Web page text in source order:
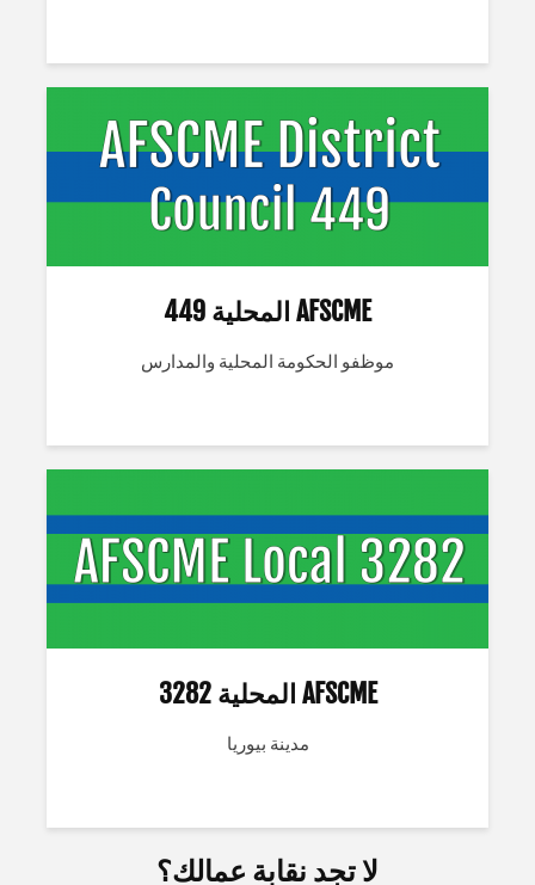
AFSCME المحلية 449
موظفو الحكومة المحلية والمدارس
AFSCME المحلية 3282
مدينة بيوريا
لا تجد نقابة عمالك؟